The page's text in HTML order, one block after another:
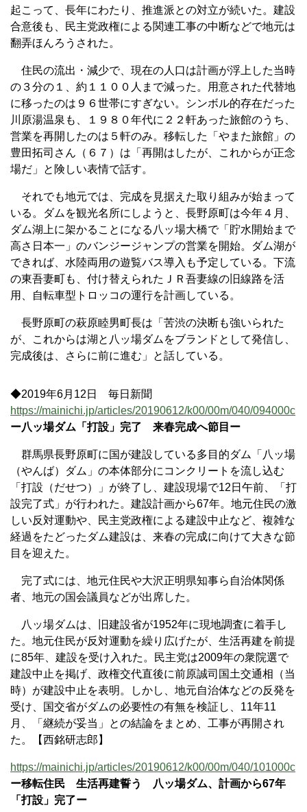
起こって、長年にわたり、推進派との対立が続いた。建設
合意後も、民主党政権による関連工事の中断などで地元は
翻弄ほんろうされた。
住民の流出・減少で、現在の人口は計画が浮上した当時
の３分の１、約１１００人まで減った。用意された代替地
に移ったのは９６世帯にすぎない。シンボル的存在だった
川原湯温泉も、１９８０年代に２２軒あった旅館のうち、
営業を再開したのは５軒のみ。移転した「やまた旅館」の
豊田拓司さん（６７）は「再開はしたが、これからが正念
場だ」と険しい表情で話す。
それでも地元では、完成を見据えた取り組みが始まって
いる。ダムを観光名所にしようと、長野原町は今年４月、
ダム湖上に架かることになる八ッ場大橋で「貯水開始まで
高さ日本一」のバンジージャンプの営業を開始。ダム湖が
できれば、水陸両用の遊覧バス導入も予定している。下流
の東吾妻町も、付け替えられたＪＲ吾妻線の旧線路を活
用、自転車型トロッコの運行を計画している。
長野原町の萩原睦男町長は「苦渋の決断も強いられた
が、これからは湖と八ッ場ダムをブランドとして発信し、
完成後は、さらに前に進む」と話している。
◆2019年6月12日 毎日新聞
https://mainichi.jp/articles/20190612/k00/00m/040/094000c
ー八ッ場ダム「打設」完了 来春完成へ節目ー
群馬県長野原町に国が建設している多目的ダム「八ッ場
（やんば）ダム」の本体部分にコンクリートを流し込む
「打設（だせつ）」が終了し、建設現場で12日午前、「打
設完了式」が行われた。建設計画から67年。地元住民の激
しい反対運動や、民主党政権による建設中止など、複雑な
経過をたどったダム建設は、来春の完成に向けて大きな節
目を迎えた。
完了式には、地元住民や大沢正明県知事ら自治体関係
者、地元の国会議員などが出席した。
八ッ場ダムは、旧建設省が1952年に現地調査に着手し
た。地元住民が反対運動を繰り広げたが、生活再建を前提
に85年、建設を受け入れた。民主党は2009年の衆院選で
建設中止を掲げ、政権交代直後に前原誠司国土交通相（当
時）が建設中止を表明。しかし、地元自治体などの反発を
受け、国交省がダムの必要性の有無を検証し、11年11
月、「継続が妥当」との結論をまとめ、工事が再開され
た。【西銘研志郎】
https://mainichi.jp/articles/20190612/k00/00m/040/101000c
ー移転住民 生活再建誓う 八ッ場ダム、計画から67年
「打設」完了ー